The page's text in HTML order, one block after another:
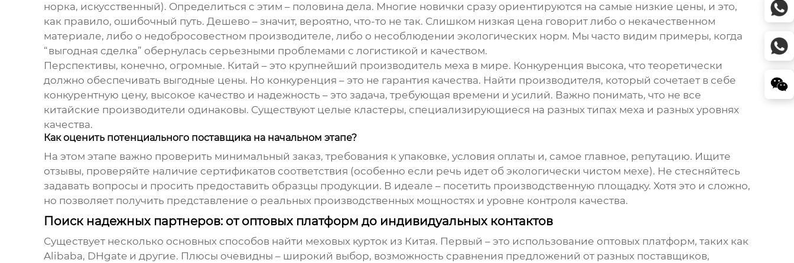
норка, искусственный). Определиться с этим – половина дела. Многие новички сразу ориентируются на самые низкие цены, и это,
как правило, ошибочный путь. Дешево – значит, вероятно, что-то не так. Слишком низкая цена говорит либо о некачественном
материале, либо о недобросовестном производителе, либо о несоблюдении экологических норм. Мы часто видим примеры, когда
“выгодная сделка” обернулась серьезными проблемами с логистикой и качеством.
Перспективы, конечно, огромные. Китай – это крупнейший производитель меха в мире. Конкуренция высока, что теоретически
должно обеспечивать выгодные цены. Но конкуренция – это не гарантия качества. Найти производителя, который сочетает в себе
конкурентную цену, высокое качество и надежность – это задача, требующая времени и усилий. Важно понимать, что не все
китайские производители одинаковы. Существуют целые кластеры, специализирующиеся на разных типах меха и разных уровнях
качества.
Как оценить потенциального поставщика на начальном этапе?
На этом этапе важно проверить минимальный заказ, требования к упаковке, условия оплаты и, самое главное, репутацию. Ищите
отзывы, проверяйте наличие сертификатов соответствия (особенно если речь идет об экологически чистом мехе). Не стесняйтесь
задавать вопросы и просить предоставить образцы продукции. В идеале – посетить производственную площадку. Хотя это и сложно,
но позволяет получить представление о реальных производственных мощностях и уровне контроля качества.
Поиск надежных партнеров: от оптовых платформ до индивидуальных контактов
Существует несколько основных способов найти меховых куртокиз Китая. Первый – это использование оптовых платформ, таких как
Alibaba, DHgate и другие. Плюсы очевидны – широкий выбор, возможность сравнения предложений от разных поставщиков,